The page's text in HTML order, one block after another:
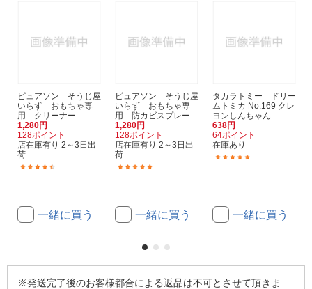
ピュアソン そうじ屋
いらず おもちゃ専
用 クリーナー
1,280円
128ポイント
店在庫有り 2～3日出
荷
一緒に買う
ピュアソン そうじ屋
いらず おもちゃ専
用 防カビスプレー
1,280円
128ポイント
店在庫有り 2～3日出
荷
一緒に買う
タカラトミー ドリー
ムトミカ No.169 クレ
ヨンしんちゃん
638円
64ポイント
在庫あり
一緒に買う
※発送完了後のお客様都合による返品は不可とさせて頂きま